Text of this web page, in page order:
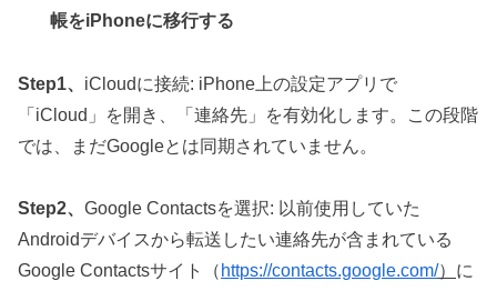
帳をiPhoneに移行する
Step1、 iCloudに接続: iPhone上の設定アプリで
「iCloud」を開き、「連絡先」を有効化します。この段階
では、まだGoogleとは同期されていません。
Step2、 Google Contactsを選択: 以前使用していた
Androidデバイスから転送したい連絡先が含まれている
Google Contactsサイト（ https://contacts.google.com/） に